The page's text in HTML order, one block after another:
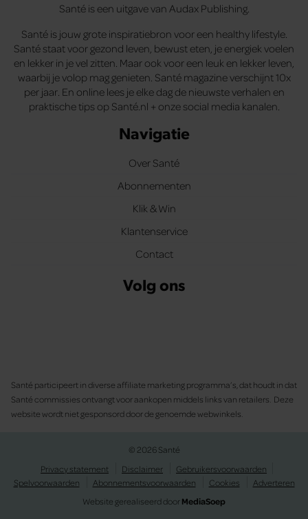
Santé is een uitgave van Audax Publishing.
Santé is jouw grote inspiratiebron voor een healthy lifestyle.
Santé staat voor gezond leven, bewust eten, je energiek voelen
en lekker in je vel zitten. Maar ook voor een leuk en lekker leven,
waarbij je volop mag genieten. Santé magazine verschijnt 10x
per jaar. En online lees je elke dag de nieuwste verhalen en
praktische tips op Santé.nl + onze social media kanalen.
Navigatie
Over Santé
Abonnementen
Klik & Win
Klantenservice
Contact
Volg ons
Santé participeert in diverse affiliate marketing programma’s, dat houdt in dat
Santé commissies ontvangt voor aankopen middels links van retailers. Deze
website wordt niet gesponsord door de genoemde webwinkels.
© 2026 Santé
Privacy statement
Disclaimer
Gebruikersvoorwaarden
Spelvoorwaarden
Abonnementsvoorwaarden Cookies
Adverteren
Website gerealiseerd doorMediaSoep